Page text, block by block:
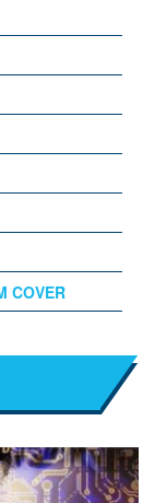
COVER